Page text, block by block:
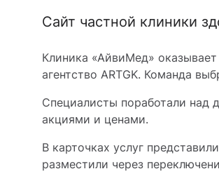
Сайт частной клиники
Клиника «АйвиМед»
агентство ARTGK. Команда
Специалисты поработали над
акциями и ценами.
В карточках услуг
разместили через